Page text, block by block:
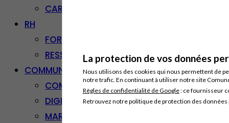
La protection de vos données
Nous utilisons des cookies qui nous permettent de
notre trafic. En continuant à utiliser notre site
Règles de confidentialité de Google: ce fournisseur
Retrouvez notre politique de protection des
CARRIÈRE & RECONVERSION
RH
FORMATION PROFESSIONNELLE
RESSOURCES HUMAINES
COMMUNICATION/DIGITAL
COMMUNICATION
DIGITAL
MARKETING